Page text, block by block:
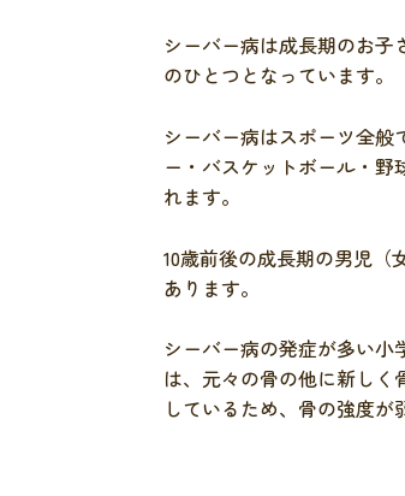
シーバー病は成長期のお子
のひとつとなっています。
シーバー病はスポーツ全
ー・バスケットボール・
れます。
10歳前後の成長期の男児（
あります。
シーバー病の発症が多い小
は、元々の骨の他に新し
しているため、骨の強度が